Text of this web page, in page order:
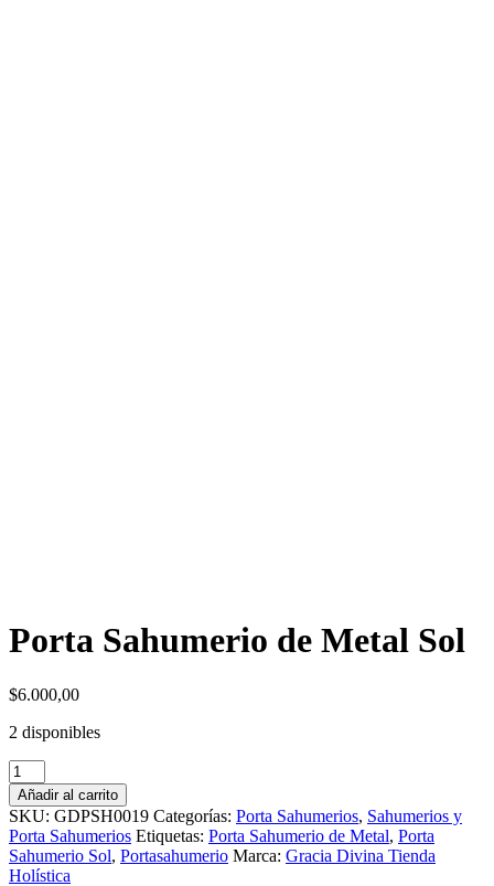
Porta Sahumerio de Metal Sol
$6.000,00
2 disponibles
Porta
Sahumerio
de
Metal
Sol
cantidad
Añadir al carrito
SKU: GDPSH0019 Categorías: Porta Sahumerios, Sahumerios y
Porta Sahumerios Etiquetas: Porta Sahumerio de Metal, Porta
Sahumerio Sol, Portasahumerio Marca: Gracia Divina Tienda
Holística